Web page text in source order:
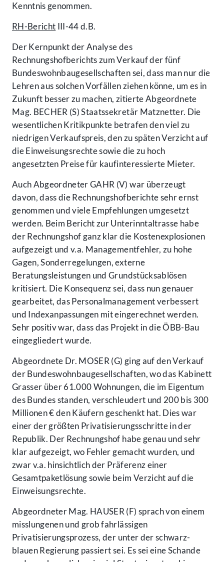
Kenntnis genommen.
RH-Bericht III-44 d.B.
Der Kernpunkt der Analyse des
Rechnungshofberichts zum Verkauf der fünf
Bundeswohnbaugesellschaften sei, dass man nur die
Lehren aus solchen Vorfällen ziehen könne, um es in
Zukunft besser zu machen, zitierte Abgeordnete
Mag. BECHER (S) Staatssekretär Matznetter. Die
wesentlichen Kritikpunkte betrafen den viel zu
niedrigen Verkaufspreis, den zu späten Verzicht auf
die Einweisungsrechte sowie die zu hoch
angesetzten Preise für kaufinteressierte Mieter.
Auch Abgeordneter GAHR (V) war überzeugt
davon, dass die Rechnungshofberichte sehr ernst
genommen und viele Empfehlungen umgesetzt
werden. Beim Bericht zur Unterinntaltrasse habe
der Rechnungshof ganz klar die Kostenexplosionen
aufgezeigt und v.a. Managementfehler, zu hohe
Gagen, Sonderregelungen, externe
Beratungsleistungen und Grundstücksablösen
kritisiert. Die Konsequenz sei, dass nun genauer
gearbeitet, das Personalmanagement verbessert
und Indexanpassungen mit eingerechnet werden.
Sehr positiv war, dass das Projekt in die ÖBB-Bau
eingegliedert wurde.
Abgeordnete Dr. MOSER (G) ging auf den Verkauf
der Bundeswohnbaugesellschaften, wo das Kabinett
Grasser über 61.000 Wohnungen, die im Eigentum
des Bundes standen, verschleudert und 200 bis 300
Millionen € den Käufern geschenkt hat. Dies war
einer der größten Privatisierungsschritte in der
Republik. Der Rechnungshof habe genau und sehr
klar aufgezeigt, wo Fehler gemacht wurden, und
zwar v.a. hinsichtlich der Präferenz einer
Gesamtpaketlösung sowie beim Verzicht auf die
Einweisungsrechte.
Abgeordneter Mag. HAUSER (F) sprach von einem
misslungenen und grob fahrlässigen
Privatisierungsprozess, der unter der schwarz-
blauen Regierung passiert sei. Es sei eine Schande